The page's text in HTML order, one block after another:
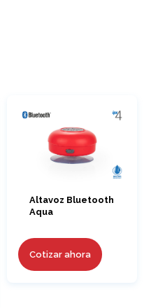
Altavoz Bluetooth
Aqua
Cotizar ahora